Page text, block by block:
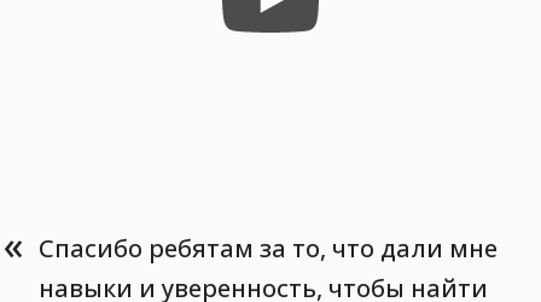
« Спасибо ребятам за то, что дали мне
навыки и уверенность, чтобы найти